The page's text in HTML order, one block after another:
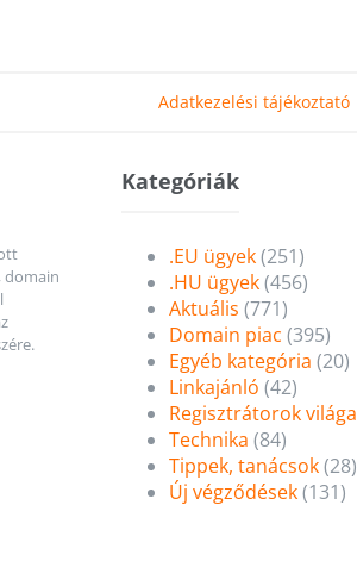
Adatkezelési tájékoztató
domain
Kategóriák
.EU ügyek(251)
.HU ügyek(456)
Aktuális (771)
Domain piac (395)
Egyéb kategória (20)
Linkajánló (42)
Regisztrátorok világa
Technika (84)
Tippek, tanácsok(28)
Új végződések(131)